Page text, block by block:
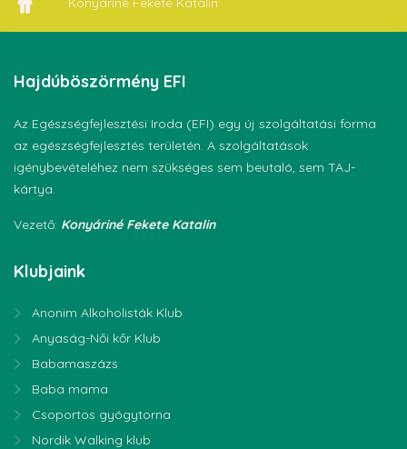
Hajdúböszörmény EFI
Az Egészségfejlesztési Iroda (EFI) egy új szolgáltatási forma
az egészségfejlesztés területén. A szolgáltatások
igénybevételéhez nem szükséges sem beutaló, sem TAJ-
kártya.
Vezető: Konyáriné Fekete Katalin
Klubjaink
Anonim Alkoholisták Klub
Anyaság-Női kőr Klub
Babamaszázs
Baba mama
Csoportos gyógytorna
Nordik Walking klub